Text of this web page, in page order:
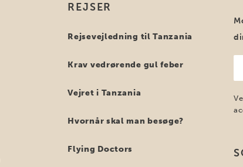
REJSER
Rejsevejledning til Tanzania
Krav vedrørende gul feber
Vejret i Tanzania
Hvornår skal man besøge?
Flying Doctors